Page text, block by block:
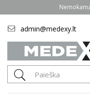
admin@medexy.lt